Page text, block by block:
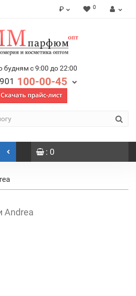
₽ 0
будням с 9:00 до 22:00
100-00-45
: 0
Andrea